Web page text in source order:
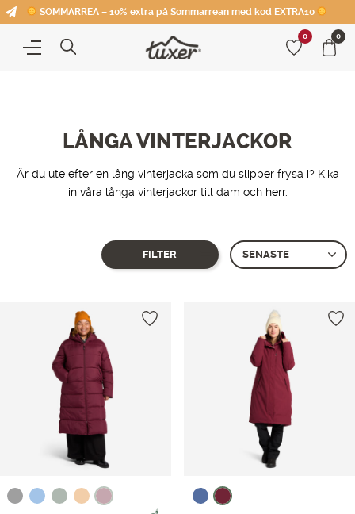
SOMMARREA – 10% extra på Sommarrean med kod EXTRA10
0 0
LÅNGA VINTERJACKOR
Är du ute efter en lång vinterjacka som du slipper frysa i? Kika
in våra långa vinterjackor till dam och herr.
FILTER